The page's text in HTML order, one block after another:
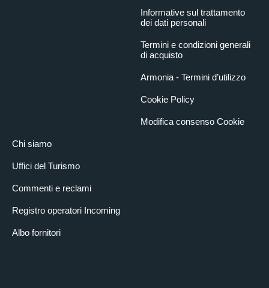
Chi siamo
Uffici del Turismo
Commenti e reclami
Registro operatori Incoming
Albo fornitori
Informative sul trattamento
dei dati personali
Termini e condizioni generali
di acquisto
Armonia - Termini d’utilizzo
Cookie Policy
Modifica consenso Cookie